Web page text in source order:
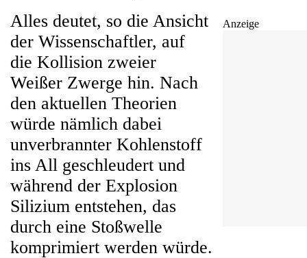
Anzeige
Alles deutet, so die Ansicht
der Wissenschaftler, auf
die Kollision zweier
Weißer Zwerge hin. Nach
den aktuellen Theorien
würde nämlich dabei
unverbrannter Kohlenstoff
ins All geschleudert und
während der Explosion
Silizium entstehen, das
durch eine Stoßwelle
komprimiert werden würde.